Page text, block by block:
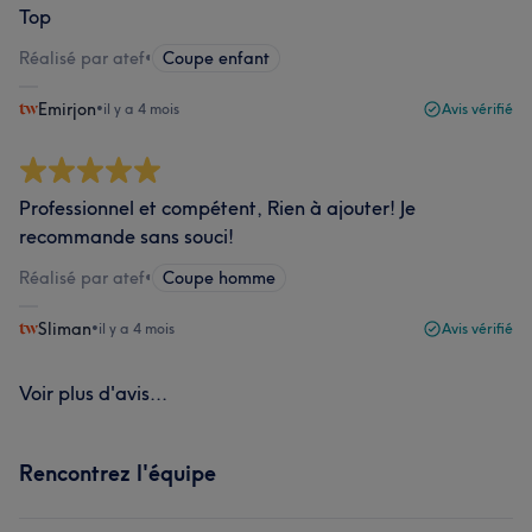
Top
Réalisé par atef• Coupe enfant
Emirjon•il y a 4 mois Avis vérifié
Professionnel et compétent, Rien à ajouter! Je
recommande sans souci!
Réalisé par atef• Coupe homme
Sliman•il y a 4 mois Avis vérifié
Voir plus d'avis...
Rencontrez l'équipe